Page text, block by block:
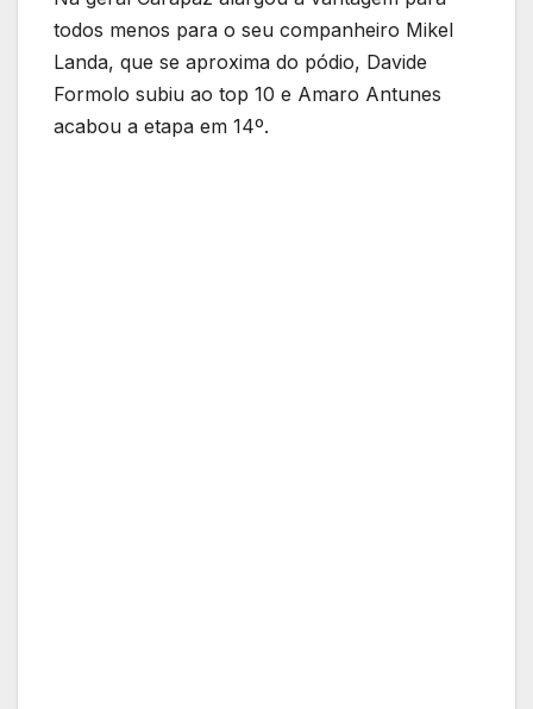
todos menos para o seu companheiro Mikel
Landa, que se aproxima do pódio, Davide
Formolo subiu ao top 10 e Amaro Antunes
acabou a etapa em 14º.